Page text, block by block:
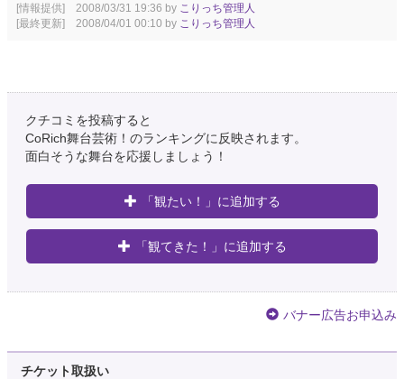
[情報提供] 2008/03/31 19:36 by こりっち管理人
[最終更新] 2008/04/01 00:10 by こりっち管理人
クチコミを投稿すると
CoRich舞台芸術！のランキングに反映されます。
面白そうな舞台を応援しましょう！
「観たい！」に追加する
「観てきた！」に追加する
バナー広告お申込み
チケット取扱い